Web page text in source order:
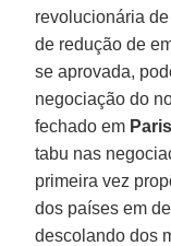
revolucionária
de redução de
se aprovada,
negociação do
fechado em Paris
tabu nas
primeira vez
dos países em
descolando dos